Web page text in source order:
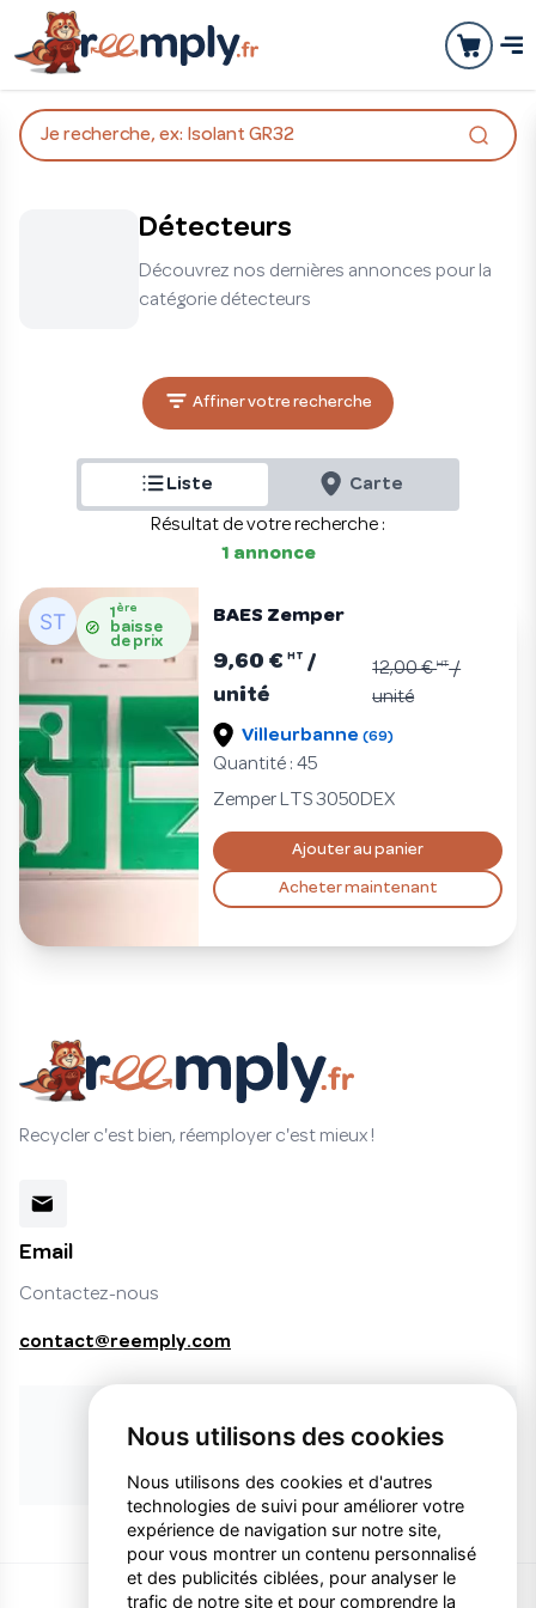
Nous utilisons des cookies
Nous utilisons des cookies et d'autres
technologies de suivi pour améliorer votre
expérience de navigation sur notre site,
pour vous montrer un contenu personnalisé
et des publicités ciblées, pour analyser le
trafic de notre site et pour comprendre la
Je recherche, ex: Isolant GR32
Détecteurs
Découvrez nos dernières annonces pour la
catégorie détecteurs
Affiner votre recherche
Liste Carte
Résultat de votre recherche :
1 annonce
1 ère
baisse
de prix
BAES Zemper
9,60 € HT
/
unité
12,00 €HT/
unité
Villeurbanne (69)
Quantité : 45
Zemper LTS 3050DEX
Ajouter au panier
Acheter maintenant
Recycler c'est bien, réemployer c'est mieux !
Email
Contactez-nous
contact@reemply.com